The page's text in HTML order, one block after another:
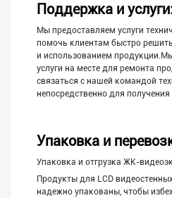
Поддержка и
Мы предоставляем услуги
помочь клиентам быстро
и использованием
услуги на месте для ремонта
связаться с нашей командой
непосредственно для
Упаковка и
Упаковка и отгрузка ЖК-
Продукты для LCD
надежно упакованы, чтобы